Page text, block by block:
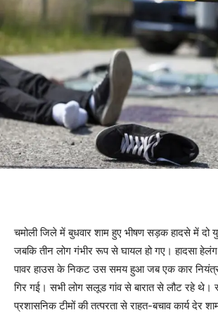
चमोली जिले में बुधवार शाम हुए भीषण सड़क हादसे में दो
जबकि तीन लोग गंभीर रूप से घायल हो गए। हादसा हेलंग-
पावर हाउस के निकट उस समय हुआ जब एक कार
गिर गई। सभी लोग सलूड गांव से बारात से लौट रहे थे।
प्रशासनिक टीमों की तत्परता से राहत-बचाव कार्य देर